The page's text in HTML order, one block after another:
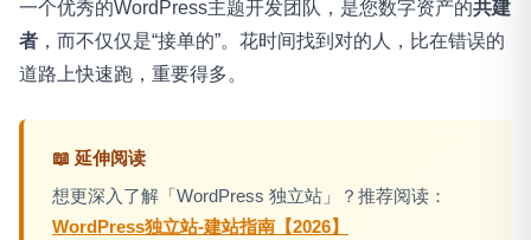
一个优秀的WordPress主题开发团队，是您数字资产的共建
者 ，而不仅仅是“接单的”。花时间找到对的人，比在错误的
道路上快速跑，重要得多。
📖 延伸阅读
想更深入了解「WordPress 独立站」？推荐阅读：
WordPress独立站-建站指南【2026】